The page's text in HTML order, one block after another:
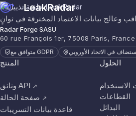
LeakRadar
Radar Forge SASU
60 rue François 1er, 75008 Paris, France
متوافق مع GDPR في الاتحاد الأوروبي
المنتج
وثائق API ↗
صفحة الحالة ↗
قاعدة بيانات التسريبات
الحلول
الاستخدام
القطاعات
البدائل